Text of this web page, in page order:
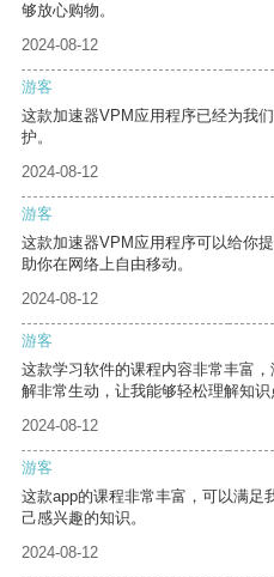
够放心购物。
2024-08-12
游客
这款加速器VPM应用程序已经为我
护。
2024-08-12
游客
这款加速器VPM应用程序可以给你
助你在网络上自由移动。
2024-08-12
游客
这款学习软件的课程内容非常丰富
解非常生动，让我能够轻松理解知识
2024-08-12
游客
这款app的课程非常丰富，可以满足
己感兴趣的知识。
2024-08-12